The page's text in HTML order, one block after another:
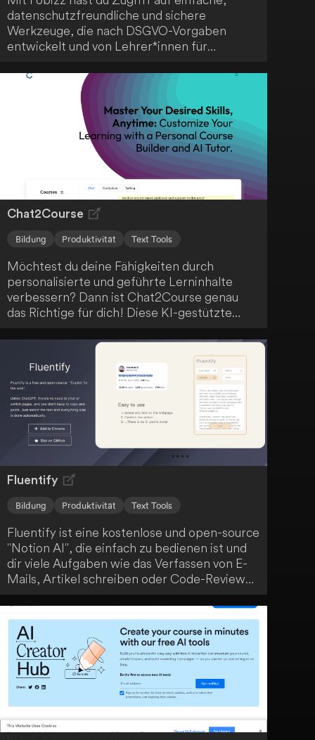
datenschutzfreundliche und sichere
Werkzeuge, die nach DSGVO-Vorgaben
entwickelt und von Lehrer*innen für
praktischer Alleskönner für den modernen
Chat2Course
Bildung Produktivität Text Tools
Möchtest du deine Fähigkeiten durch
personalisierte und geführte Lerninhalte
verbessern? Dann ist Chat2Course genau
das Richtige für dich! Diese KI-gestützte
gestützte Kursentwicklung, anpassbare
Kursübersichten und interaktives Curriculum-
Design. Profitiere von personalisierten
Lerninhalten, Echtzeit-KI-Kursleitern und
einer GPT-4-getriebenen Lernerfahrung, um
deine Ziele zu erreichen.
Fluentify
Bildung Produktivität Text Tools
Fluentify ist eine kostenlose und open-source
"Notion AI", die einfach zu bedienen ist und
dir viele Aufgaben wie das Verfassen von E-
Mails, Artikel schreiben oder Code-Reviews
erleichtert. Durch einfaches Wischen wird
deine Arbeit erledigt. Egal, in welcher
Situation du dich befindest, Fluentify ist ein
vielseitiges Tool, das dir den Arbeitsalltag
erleichtert.